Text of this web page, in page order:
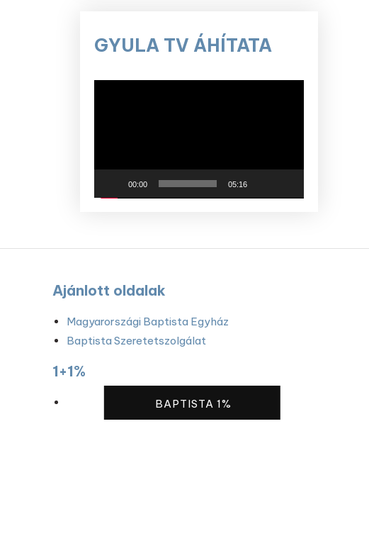
GYULA TV ÁHÍTATA
00:00 05:16
Ajánlott oldalak
Magyarországi Baptista Egyház
Baptista Szeretetszolgálat
1+1%
BAPTISTA 1%